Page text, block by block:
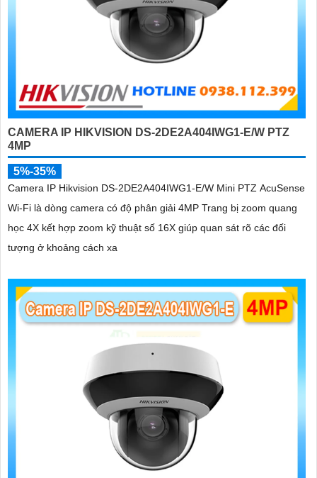
CAMERA IP HIKVISION DS-2DE2A404IWG1-E/W PTZ
4MP
5%-35%
Camera IP Hikvision DS-2DE2A404IWG1-E/W Mini PTZ AcuSense
Wi-Fi là dòng camera có độ phân giải 4MP Trang bị zoom quang
học 4X kết hợp zoom kỹ thuật số 16X giúp quan sát rõ các đối
tượng ở khoảng cách xa